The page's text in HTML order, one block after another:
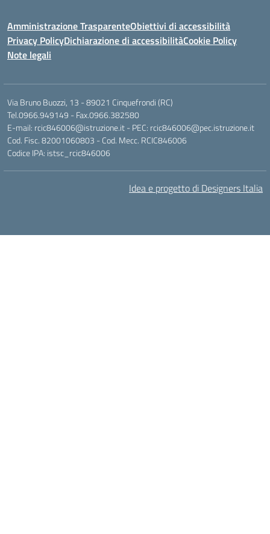
Amministrazione TrasparenteObiettivi di accessibilità
Privacy PolicyDichiarazione di accessibilitàCookie Policy
Note legali
Via Bruno Buozzi, 13 - 89021 Cinquefrondi (RC)
Tel.0966.949149 - Fax.0966.382580
E-mail: rcic846006@istruzione.it - PEC: rcic846006@pec.istruzione.it
Cod. Fisc. 82001060803 - Cod. Mecc. RCIC846006
Codice IPA: istsc_rcic846006
Idea e progetto di Designers Italia